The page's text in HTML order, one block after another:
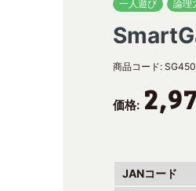
一人遊び
論理
商品コード:
価格:
JANコード